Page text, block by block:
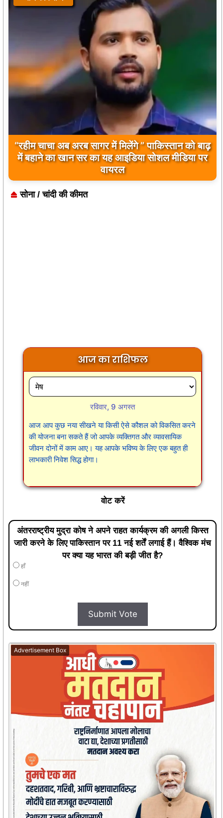
“रहीम चाचा अब अरब सागर में मिलेंगे ” पाकिस्तान को बाढ़
में बहाने का खान सर का यह आइडिया सोशल मीडिया पर
वायरल
बिलावल भुट्टो द्वारा सिंधु नदी और भारत को लेकर दिए गए
बयान पर भारत के केंद्रीय मंत्रियों की कड़ी प्रतिक्रिया
सोना / चांदी की कीमत
आज का राशिफल
रविवार, 9 अगस्त
आज आप कुछ नया सीखने या किसी ऐसे कौशल को विकसित करने
की योजना बना सकते हैं जो आपके व्यक्तिगत और व्यावसायिक
जीवन दोनों में काम आए। यह आपके भविष्य के लिए एक बहुत ही
लाभकारी निवेश सिद्ध होगा।
वोट करें
अंतरराष्ट्रीय मुद्रा कोष ने अपने राहत कार्यक्रम की अगली किस्त
जारी करने के लिए पाकिस्तान पर 11 नई शर्तें लगाई हैं। वैश्विक मंच
पर क्या यह भारत की बड़ी जीत है?
हाँ
नहीं
Submit Vote
Advertisement Box